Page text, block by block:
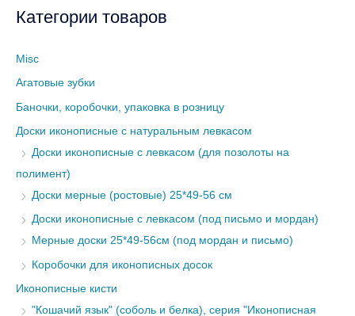
Категории товаров
Misc
Агатовые зубки
Баночки, коробочки, упаковка в розницу
Доски иконописные с натуральным левкасом
Доски иконописные с левкасом (для позолоты на
полимент)
Доски мерные (ростовые) 25*49-56 см
Доски иконописные с левкасом (под письмо и мордан)
Мерные доски 25*49-56см (под мордан и письмо)
Коробочки для иконописных досок
Иконописные кисти
"Кошачий язык" (соболь и белка), серия "Иконописная